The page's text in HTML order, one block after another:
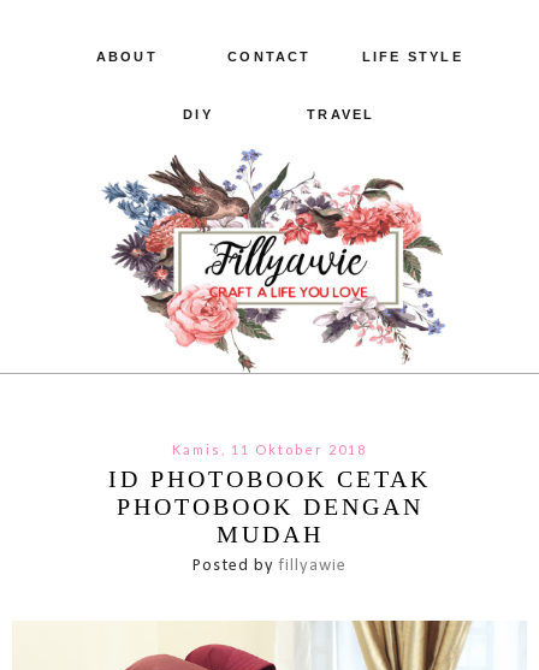
ABOUT CONTACT LIFE STYLE
DIY TRAVEL
Kamis, 11 Oktober 2018
ID PHOTOBOOK CETAK
PHOTOBOOK DENGAN
MUDAH
Posted byfillyawie